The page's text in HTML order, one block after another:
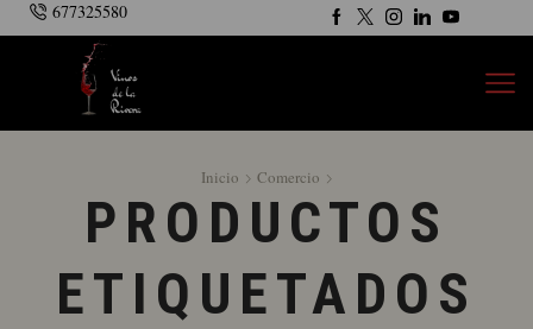
677325580
Inicio Comercio
PRODUCTOS
ETIQUETADOS